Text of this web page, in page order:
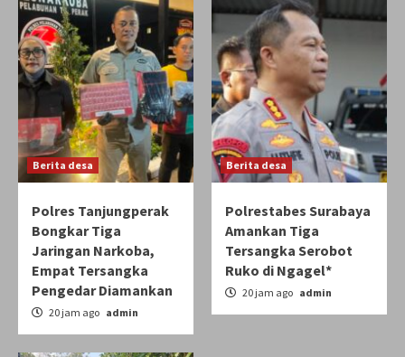
Berita desa
Polres Tanjungperak
Bongkar Tiga
Jaringan Narkoba,
Empat Tersangka
Pengedar Diamankan
20 jam ago admin
Berita desa
Polrestabes Surabaya
Amankan Tiga
Tersangka Serobot
Ruko di Ngagel*
20 jam ago admin